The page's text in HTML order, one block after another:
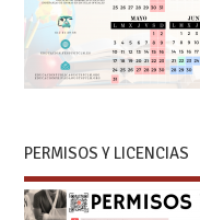
PERMISOS Y LICENCIAS